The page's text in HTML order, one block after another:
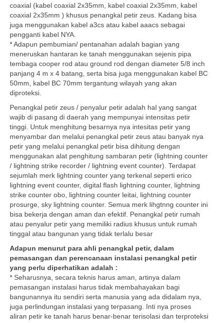
coaxial (kabel coaxial 2x35mm, kabel coaxial 2x35mm, kabel
coaxial 2x35mm ) khusus penangkal petir zeus. Kadang bisa
juga menggunakan kabel a3cs atau kabel aaacs sebagai
pengganti kabel NYA.
* Adapun pembumian/ pentanahan adalah bagian yang
meneruskan hantaran ke tanah menggunakan sejenis pipa
tembaga cooper rod atau ground rod dengan diameter 5/8 inch
panjang 4 m x 4 batang, serta bisa juga menggunakan kabel BC
50mm, kabel BC 70mm tergantung wilayah yang akan
diproteksi.
Penangkal petir zeus / penyalur petir adalah hal yang sangat
wajib di pasang di daerah yang mempunyai intensitas petir
tinggi. Untuk menghitung besarnya nya intesitas petir yang
menyambar dan melalui penangkal petir zeus atau banyak nya
petir yang melalui penangkal petir bisa dihitung dengan
menggunakan alat penghitung sambaran petir (lightning counter
/ lightning strike recorder / lightning event counter). Terdapat
sejumlah merk lightning counter yang terkenal seperti erico
lightning event counter, digital flash lightning counter, lightning
strike counter obo, lightning counter leitai, lightning counter
prosurge, sky lightning counter. Semua merk lihgtnng counter ini
bisa bekerja dengan aman dan efektif. Penangkal petir rumah
atau penyalur petir yang memiliki radius khusus untuk rumah
tinggal atau bangunan yang tidak terlalu besar
Adapun menurut para ahli penangkal petir, dalam
pemasangan dan perencanaan instalasi penangkal petir
yang perlu diperhatikan adalah :
* Seharusnya, secara teknis harus aman, artinya dalam
pemasangan instalasi harus tidak membahayakan bagi
bangunannya itu sendiri serta manusia yang ada didalam nya,
juga perlindungan instalasi yang terpasang. Inti nya proses
aliran petir ke tanah harus benar-benar terisolasi dan terproteksi